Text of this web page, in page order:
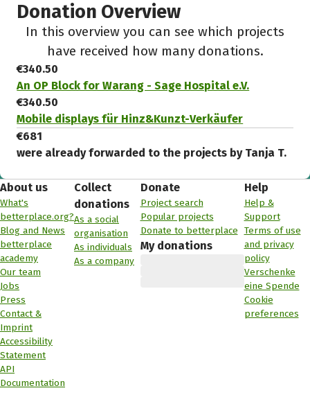
Donation Overview
In this overview you can see which projects
have received how many donations.
€340.50
An OP Block for Warang - Sage Hospital e.V.
€340.50
Mobile displays für Hinz&Kunzt-Verkäufer
€681
were already forwarded to the projects by Tanja T.
About us
What's
betterplace.org?
Blog and News
betterplace
academy
Our team
Jobs
Press
Contact &
Imprint
Accessibility
Statement
API
Documentation
Collect
donations
As a social
organisation
As individuals
As a company
Donate
Project search
Popular projects
Donate to betterplace
My donations
Help
Help &
Support
Terms of use
and privacy
policy
Verschenke
eine Spende
Cookie
preferences